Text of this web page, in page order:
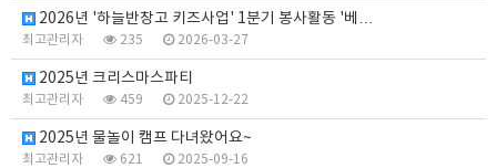
2026년 '하늘반창고 키즈사업' 1분기 봉사활동 '베…
최고관리자 235 2026-03-27
2025년 크리스마스파티
최고관리자 459 2025-12-22
2025년 물놀이 캠프 다녀왔어요~
최고관리자 621 2025-09-16